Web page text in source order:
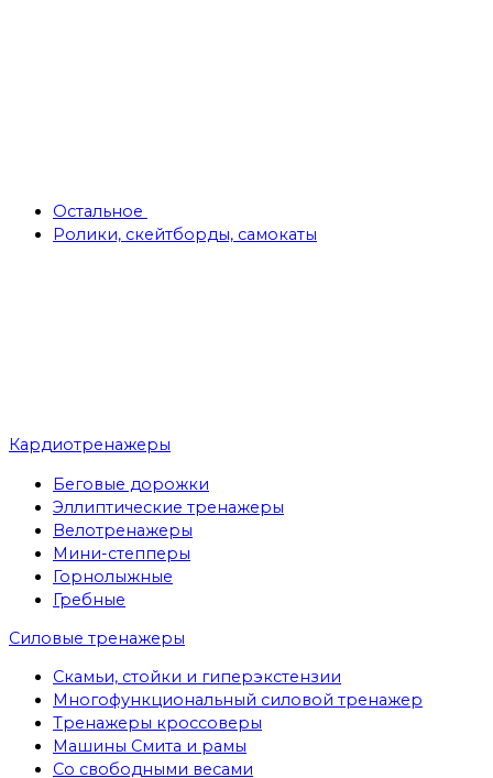
Остальное
Ролики, скейтборды, самокаты
Кардиотренажеры
Беговые дорожки
Эллиптические тренажеры
Велотренажеры
Мини-степперы
Горнолыжные
Гребные
Cиловые тренажеры
Скамьи, стойки и гиперэкстензии
Многофункциональный силовой тренажер
Тренажеры кроссоверы
Машины Смита и рамы
Со свободными весами